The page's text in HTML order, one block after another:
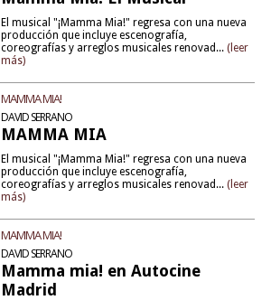
El musical "¡Mamma Mia!" regresa con una nueva
producción que incluye escenografía,
coreografías y arreglos musicales renovad... (leer
más)
MAMMA MIA!
DAVID SERRANO
MAMMA MIA
El musical "¡Mamma Mia!" regresa con una nueva
producción que incluye escenografía,
coreografías y arreglos musicales renovad... (leer
más)
MAMMA MIA!
DAVID SERRANO
Mamma mia! en Autocine
Madrid